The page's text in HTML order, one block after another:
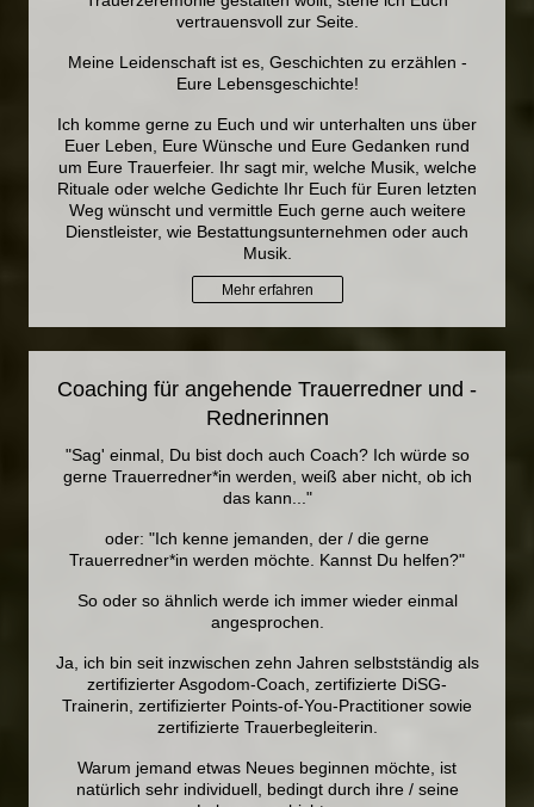
vertrauensvoll zur Seite.
Meine Leidenschaft ist es, Geschichten zu erzählen -
Eure Lebensgeschichte!
Ich komme gerne zu Euch und wir unterhalten uns über
Euer Leben, Eure Wünsche und Eure Gedanken rund
um Eure Trauerfeier. Ihr sagt mir, welche Musik, welche
Rituale oder welche Gedichte Ihr Euch für Euren letzten
Weg wünscht und vermittle Euch gerne auch weitere
Dienstleister, wie Bestattungsunternehmen oder auch
Musik.
Mehr erfahren
Coaching für angehende Trauerredner und -
Rednerinnen
"Sag' einmal, Du bist doch auch Coach? Ich würde so
gerne Trauerredner*in werden, weiß aber nicht, ob ich
das kann..."
oder: "Ich kenne jemanden, der / die gerne
Trauerredner*in werden möchte. Kannst Du helfen?"
So oder so ähnlich werde ich immer wieder einmal
angesprochen.
Ja, ich bin seit inzwischen zehn Jahren selbstständig als
zertifizierter Asgodom-Coach, zertifizierte DiSG-
Trainerin, zertifizierter Points-of-You-Practitioner sowie
zertifizierte Trauerbegleiterin.
Warum jemand etwas Neues beginnen möchte, ist
natürlich sehr individuell, bedingt durch ihre / seine